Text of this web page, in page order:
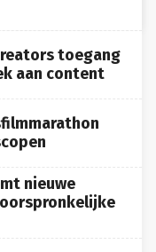
toegang
aan content
nieuwe